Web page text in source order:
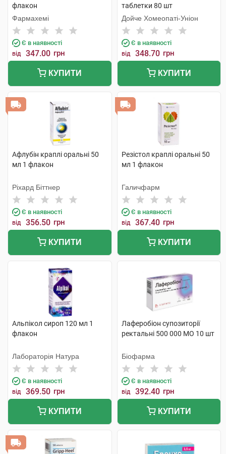
флакон
Фармахемі
Є в наявності
від 347.00 грн
КУПИТИ
таблетки 80 шт
Дойче Хомеопаті-Уніон
Є в наявності
від 348.70 грн
КУПИТИ
Афлубін краплі оральні 50
мл 1 флакон
Ріхард Біттнер
Є в наявності
від 356.50 грн
КУПИТИ
Резістол краплі оральні 50
мл 1 флакон
Галичфарм
Є в наявності
від 367.40 грн
КУПИТИ
Альпікол сироп 120 мл 1
флакон
Лабораторія Натура
Є в наявності
від 369.50 грн
КУПИТИ
Лаферобіон супозиторії
ректальні 500 000 МО 10 шт
Біофарма
Є в наявності
від 392.40 грн
КУПИТИ